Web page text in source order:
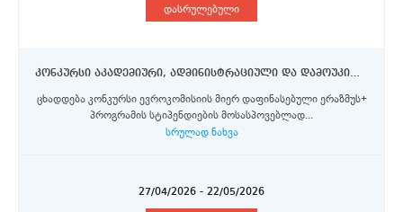
დასრულებული
კონკურსი აკადემიური, ადმინისტრაციული და დამოუკიდებელი სამეცნიერო-კვლევითი ინსტიტუტების პერსონალის წარმომადგენლებისთვის ერაზმუს+ პროგრამის სტიპენდიის მოსაპოვებლად (ნაწილი IV)
ცხადდება კონკურსი ევროკომისიის მიერ დაფინასებული ერაზმუს+
პროგრამის სტიპენდიების მოსასპოვებლად...
სრულად ნახვა
27/04/2026 - 22/05/2026